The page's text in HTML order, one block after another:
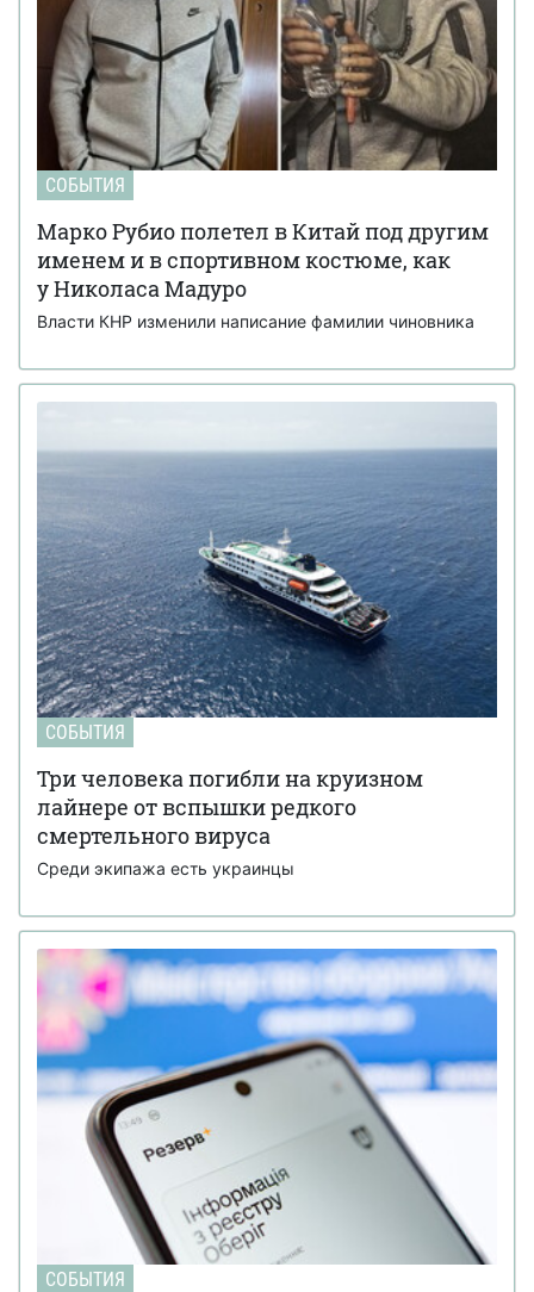
СОБЫТИЯ
Марко Рубио полетел в Китай под другим
именем и в спортивном костюме, как
у Николаса Мадуро
Власти КНР изменили написание фамилии чиновника
СОБЫТИЯ
Три человека погибли на круизном
лайнере от вспышки редкого
смертельного вируса
Среди экипажа есть украинцы
СОБЫТИЯ